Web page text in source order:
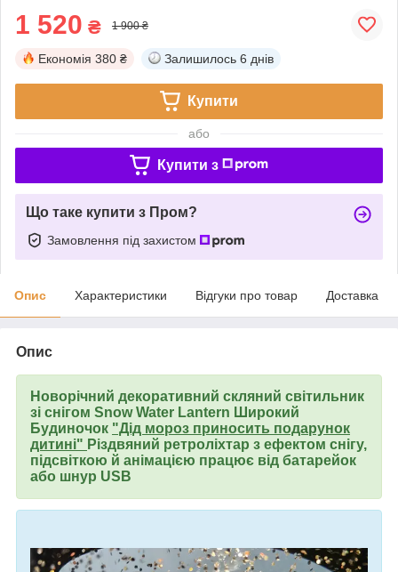
1 520 ₴ 1 900 ₴
Економія 380 ₴ Залишилось 6 днів
Купити
або
Купити з
Що таке купити з Пром?
Замовлення під захистом
Опис Характеристики Відгуки про товар Доставка
Опис
Новорічний декоративний скляний світильник
зі снігом Snow Water Lantern Широкий
Будиночок "Дід мороз приносить подарунок
дитині" Різдвяний ретроліхтар з ефектом снігу,
підсвіткою й анімацією працює від батарейок
або шнур USB